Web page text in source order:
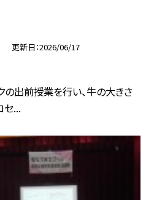
更新日 2026/06/17
の出前授業を行い、牛の大きさ
セ...